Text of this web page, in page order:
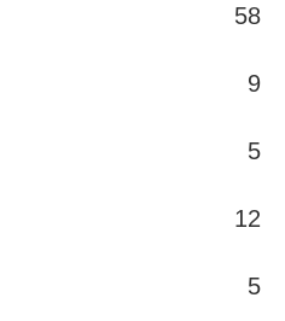
58
9
5
12
5